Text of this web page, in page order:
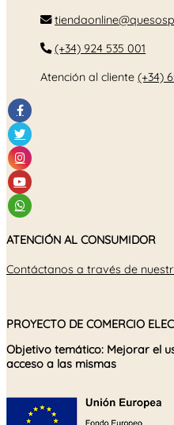
(+34) 924 535 001
Atención al cliente (+34)
ATENCIÓN AL CONSUMIDOR
Contáctanos a través de
PROYECTO DE COMERCIO
Objetivo temático: Mejorar el
acceso a las mismas